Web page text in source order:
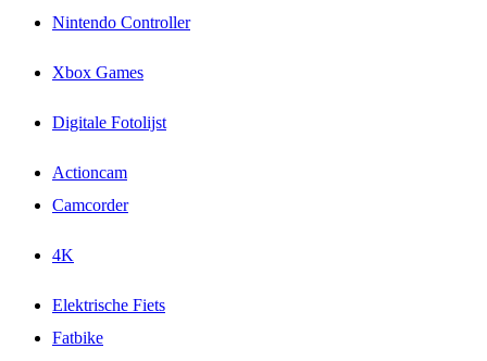
Nintendo Controller
Xbox Games
Digitale Fotolijst
Actioncam
Camcorder
4K
Elektrische Fiets
Fatbike